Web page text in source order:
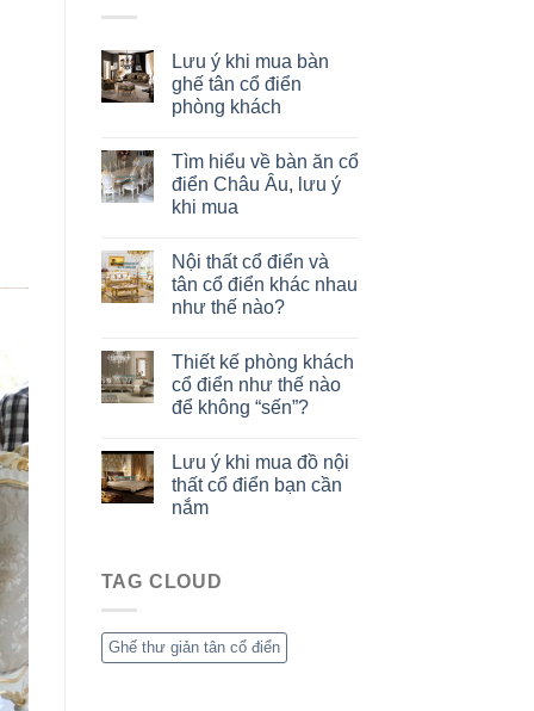
Lưu ý khi mua bàn
ghế tân cổ điển
phòng khách
Tìm hiểu về bàn ăn cổ
điển Châu Âu, lưu ý
khi mua
Nội thất cổ điển và
tân cổ điển khác nhau
như thế nào?
Thiết kế phòng khách
cổ điển như thế nào
để không “sến”?
Lưu ý khi mua đồ nội
thất cổ điển bạn cần
nắm
TAG CLOUD
Ghế thư giản tân cổ điển